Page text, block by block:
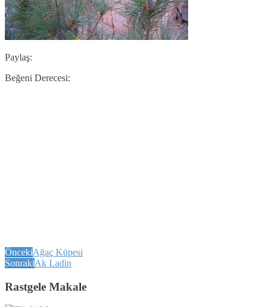
Paylaş:
Beğeni Derecesi:
ÖncekiAğaç Küpesi
SonrakiAk Ladin
Rastgele Makale